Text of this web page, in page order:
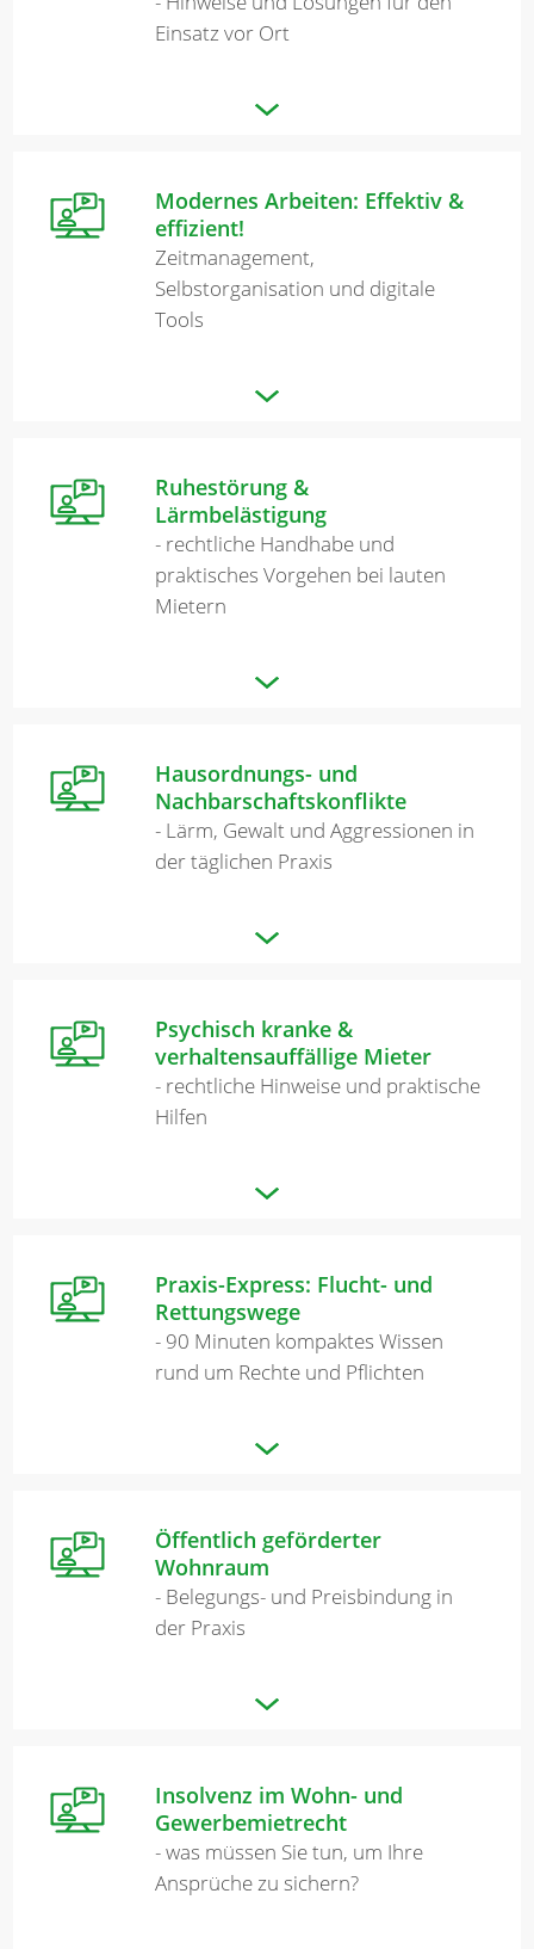
Einsatz vor Ort
Modernes Arbeiten: Effektiv &
effizient!
Zeitmanagement,
Selbstorganisation und digitale
Tools
Ruhestörung &
Lärmbelästigung
- rechtliche Handhabe und
praktisches Vorgehen bei lauten
Mietern
Hausordnungs- und
Nachbarschaftskonflikte
- Lärm, Gewalt und Aggressionen in
der täglichen Praxis
Psychisch kranke &
verhaltensauffällige Mieter
- rechtliche Hinweise und praktische
Hilfen
Praxis-Express: Flucht- und
Rettungswege
- 90 Minuten kompaktes Wissen
rund um Rechte und Pflichten
Öffentlich geförderter
Wohnraum
- Belegungs- und Preisbindung in
der Praxis
Insolvenz im Wohn- und
Gewerbemietrecht
- was müssen Sie tun, um Ihre
Ansprüche zu sichern?